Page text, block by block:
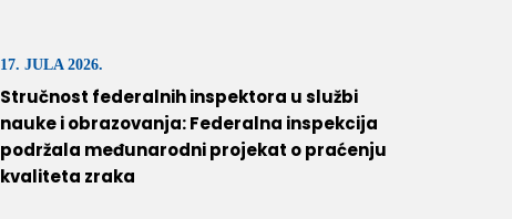
17. JULA 2026.
Stručnost federalnih inspektora u službi
nauke i obrazovanja: Federalna inspekcija
podržala međunarodni projekat o praćenju
kvaliteta zraka